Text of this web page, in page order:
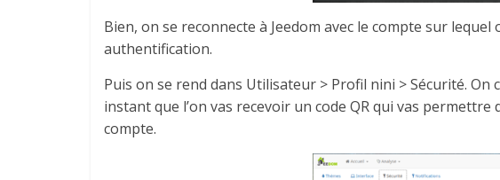
Bien, on se reconnecte à Jeedom avec le compte sur
authentification.
Puis on se rend dans Utilisateur > Profil nini > Sécurité. On
instant que l’on vas recevoir un code QR qui vas
compte.